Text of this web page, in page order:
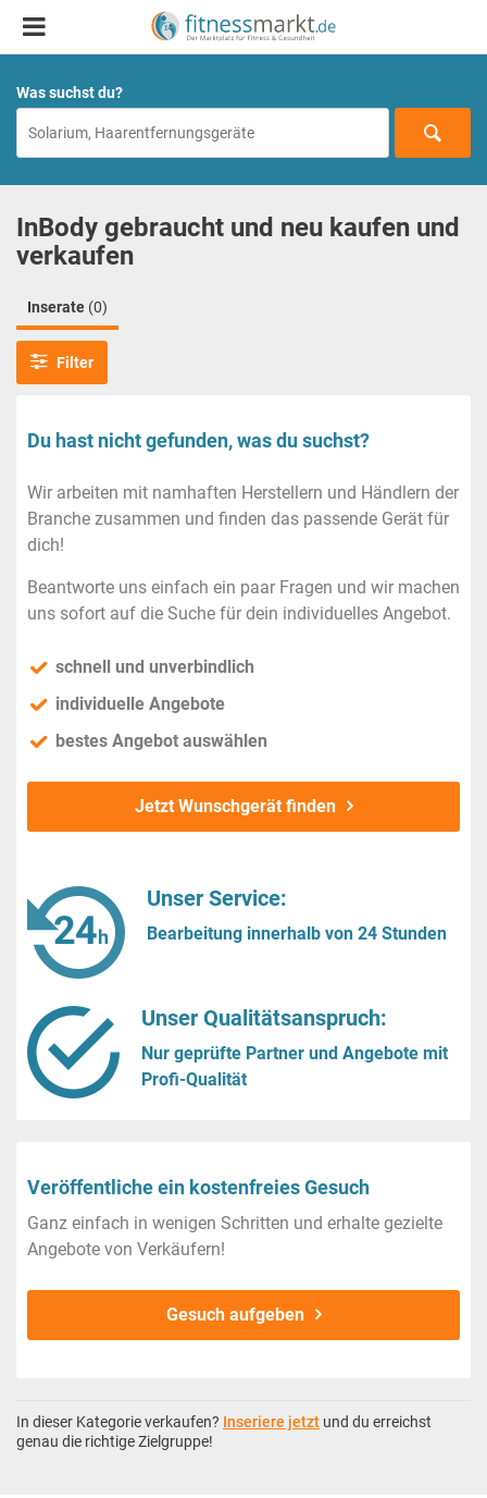
Was suchst du?
InBody gebraucht und neu kaufen und
verkaufen
Inserate (0)
Filter
Du hast nicht gefunden, was du suchst?
Wir arbeiten mit namhaften Herstellern und Händlern der
Branche zusammen und finden das passende Gerät für
dich!
Beantworte uns einfach ein paar Fragen und wir machen
uns sofort auf die Suche für dein individuelles Angebot.
schnell und unverbindlich
individuelle Angebote
bestes Angebot auswählen
Jetzt Wunschgerät finden
Unser Service:
Bearbeitung innerhalb von 24 Stunden
Unser Qualitätsanspruch:
Nur geprüfte Partner und Angebote mit
Profi-Qualität
Veröffentliche ein kostenfreies Gesuch
Ganz einfach in wenigen Schritten und erhalte gezielte
Angebote von Verkäufern!
Gesuch aufgeben
In dieser Kategorie verkaufen? Inseriere jetzt und du erreichst
genau die richtige Zielgruppe!